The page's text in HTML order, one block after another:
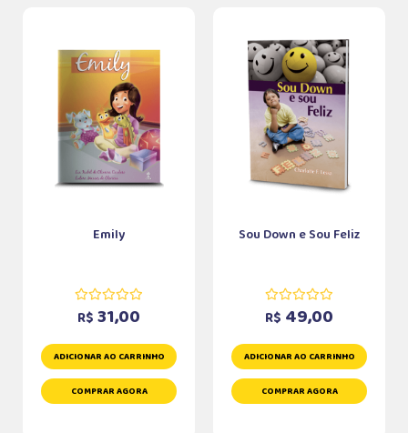
Emily
R$ 31,00
ADICIONAR AO CARRINHO
COMPRAR AGORA
Sou Down e Sou Feliz
R$ 49,00
ADICIONAR AO CARRINHO
COMPRAR AGORA